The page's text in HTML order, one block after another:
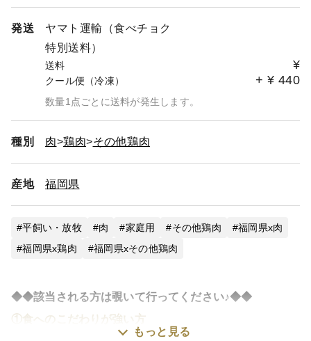
発送
ヤマト運輸（食べチョク
特別送料）
送料 ¥
クール便（冷凍） + ¥ 440
数量1点ごとに送料が発生します。
種別 肉 鶏肉 その他鶏肉
産地 福岡県
平飼い・放牧 肉 家庭用 その他鶏肉
福岡県x肉
福岡県x鶏肉
福岡県xその他鶏肉
◆◆該当される方は覗いて行ってください♪◆◆
①食へのこだわりが強い方
②家族には安心安全な食べ物を食べてほしい
もっと見る